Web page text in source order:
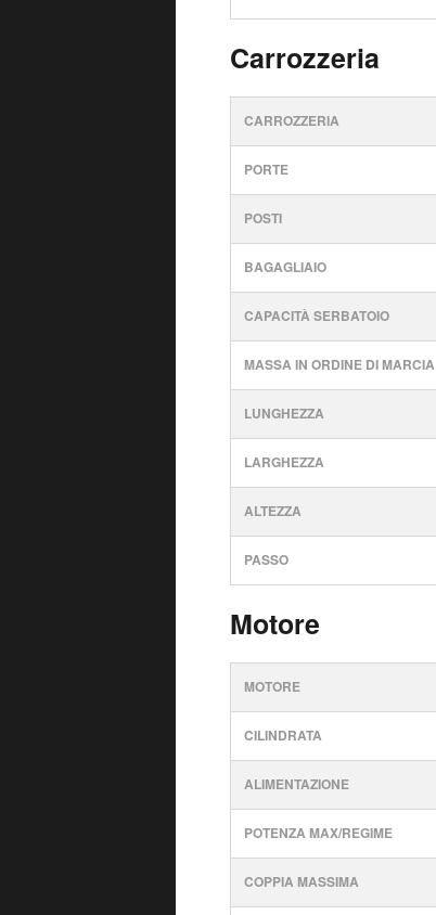
Carrozzeria
CARROZZERIA
PORTE
POSTI
BAGAGLIAIO
CAPACITÀ SERBATOIO
MASSA IN ORDINE DI MARCIA
LUNGHEZZA
LARGHEZZA
ALTEZZA
PASSO
Motore
MOTORE
CILINDRATA
ALIMENTAZIONE
POTENZA MAX/REGIME
COPPIA MASSIMA